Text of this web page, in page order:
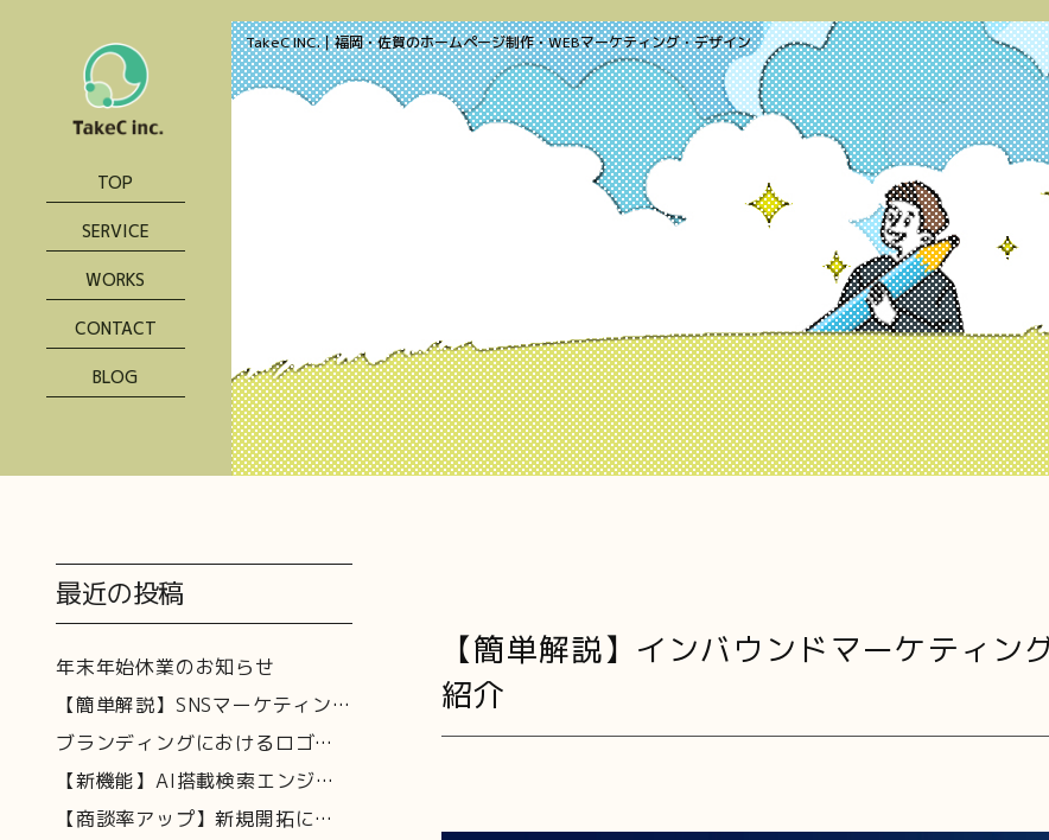
TakeC INC.｜福岡・佐賀のホームページ制作・WEBマーケティング・デザイン
TOP
SERVICE
WORKS
CONTACT
BLOG
【簡単解説】インバウンドマーケティン
紹介
最近の投稿
年末年始休業のお知らせ
【簡単解説】SNSマーケティングって何をすればいい？代表的な例と注意事項について
ブランディングにおけるロゴマークの役割や重要性とは？
【新機能】AI搭載検索エンジンSGEとは？SEOとの関係性を解説！
【商談率アップ】新規開拓につながる営業メールとは？書き方やコツをご紹介